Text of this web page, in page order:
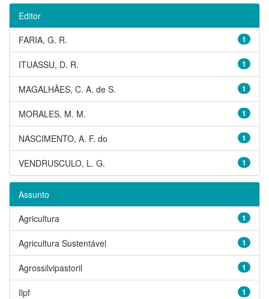
Editor
1
FARIA, G. R.
1
ITUASSU, D. R.
1
MAGALHÃES, C. A. de S.
1
MORALES, M. M.
1
NASCIMENTO, A. F. do
1
VENDRUSCULO, L. G.
Assunto
1
Agricultura
1
Agricultura Sustentável
1
Agrossilvipastoril
1
Ilpf